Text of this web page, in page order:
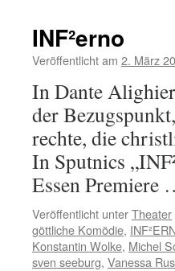
INF²erno
Veröffentlicht am 2. März
In Dante
der
rechte, die
In Sputnics
Essen Premiere
Veröffentlicht unterTheater
göttliche Komödie,
Konstantin Wolke, Michel
sven seeburg, Vanessa